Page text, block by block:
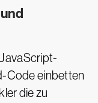
Code einbetten
die zu